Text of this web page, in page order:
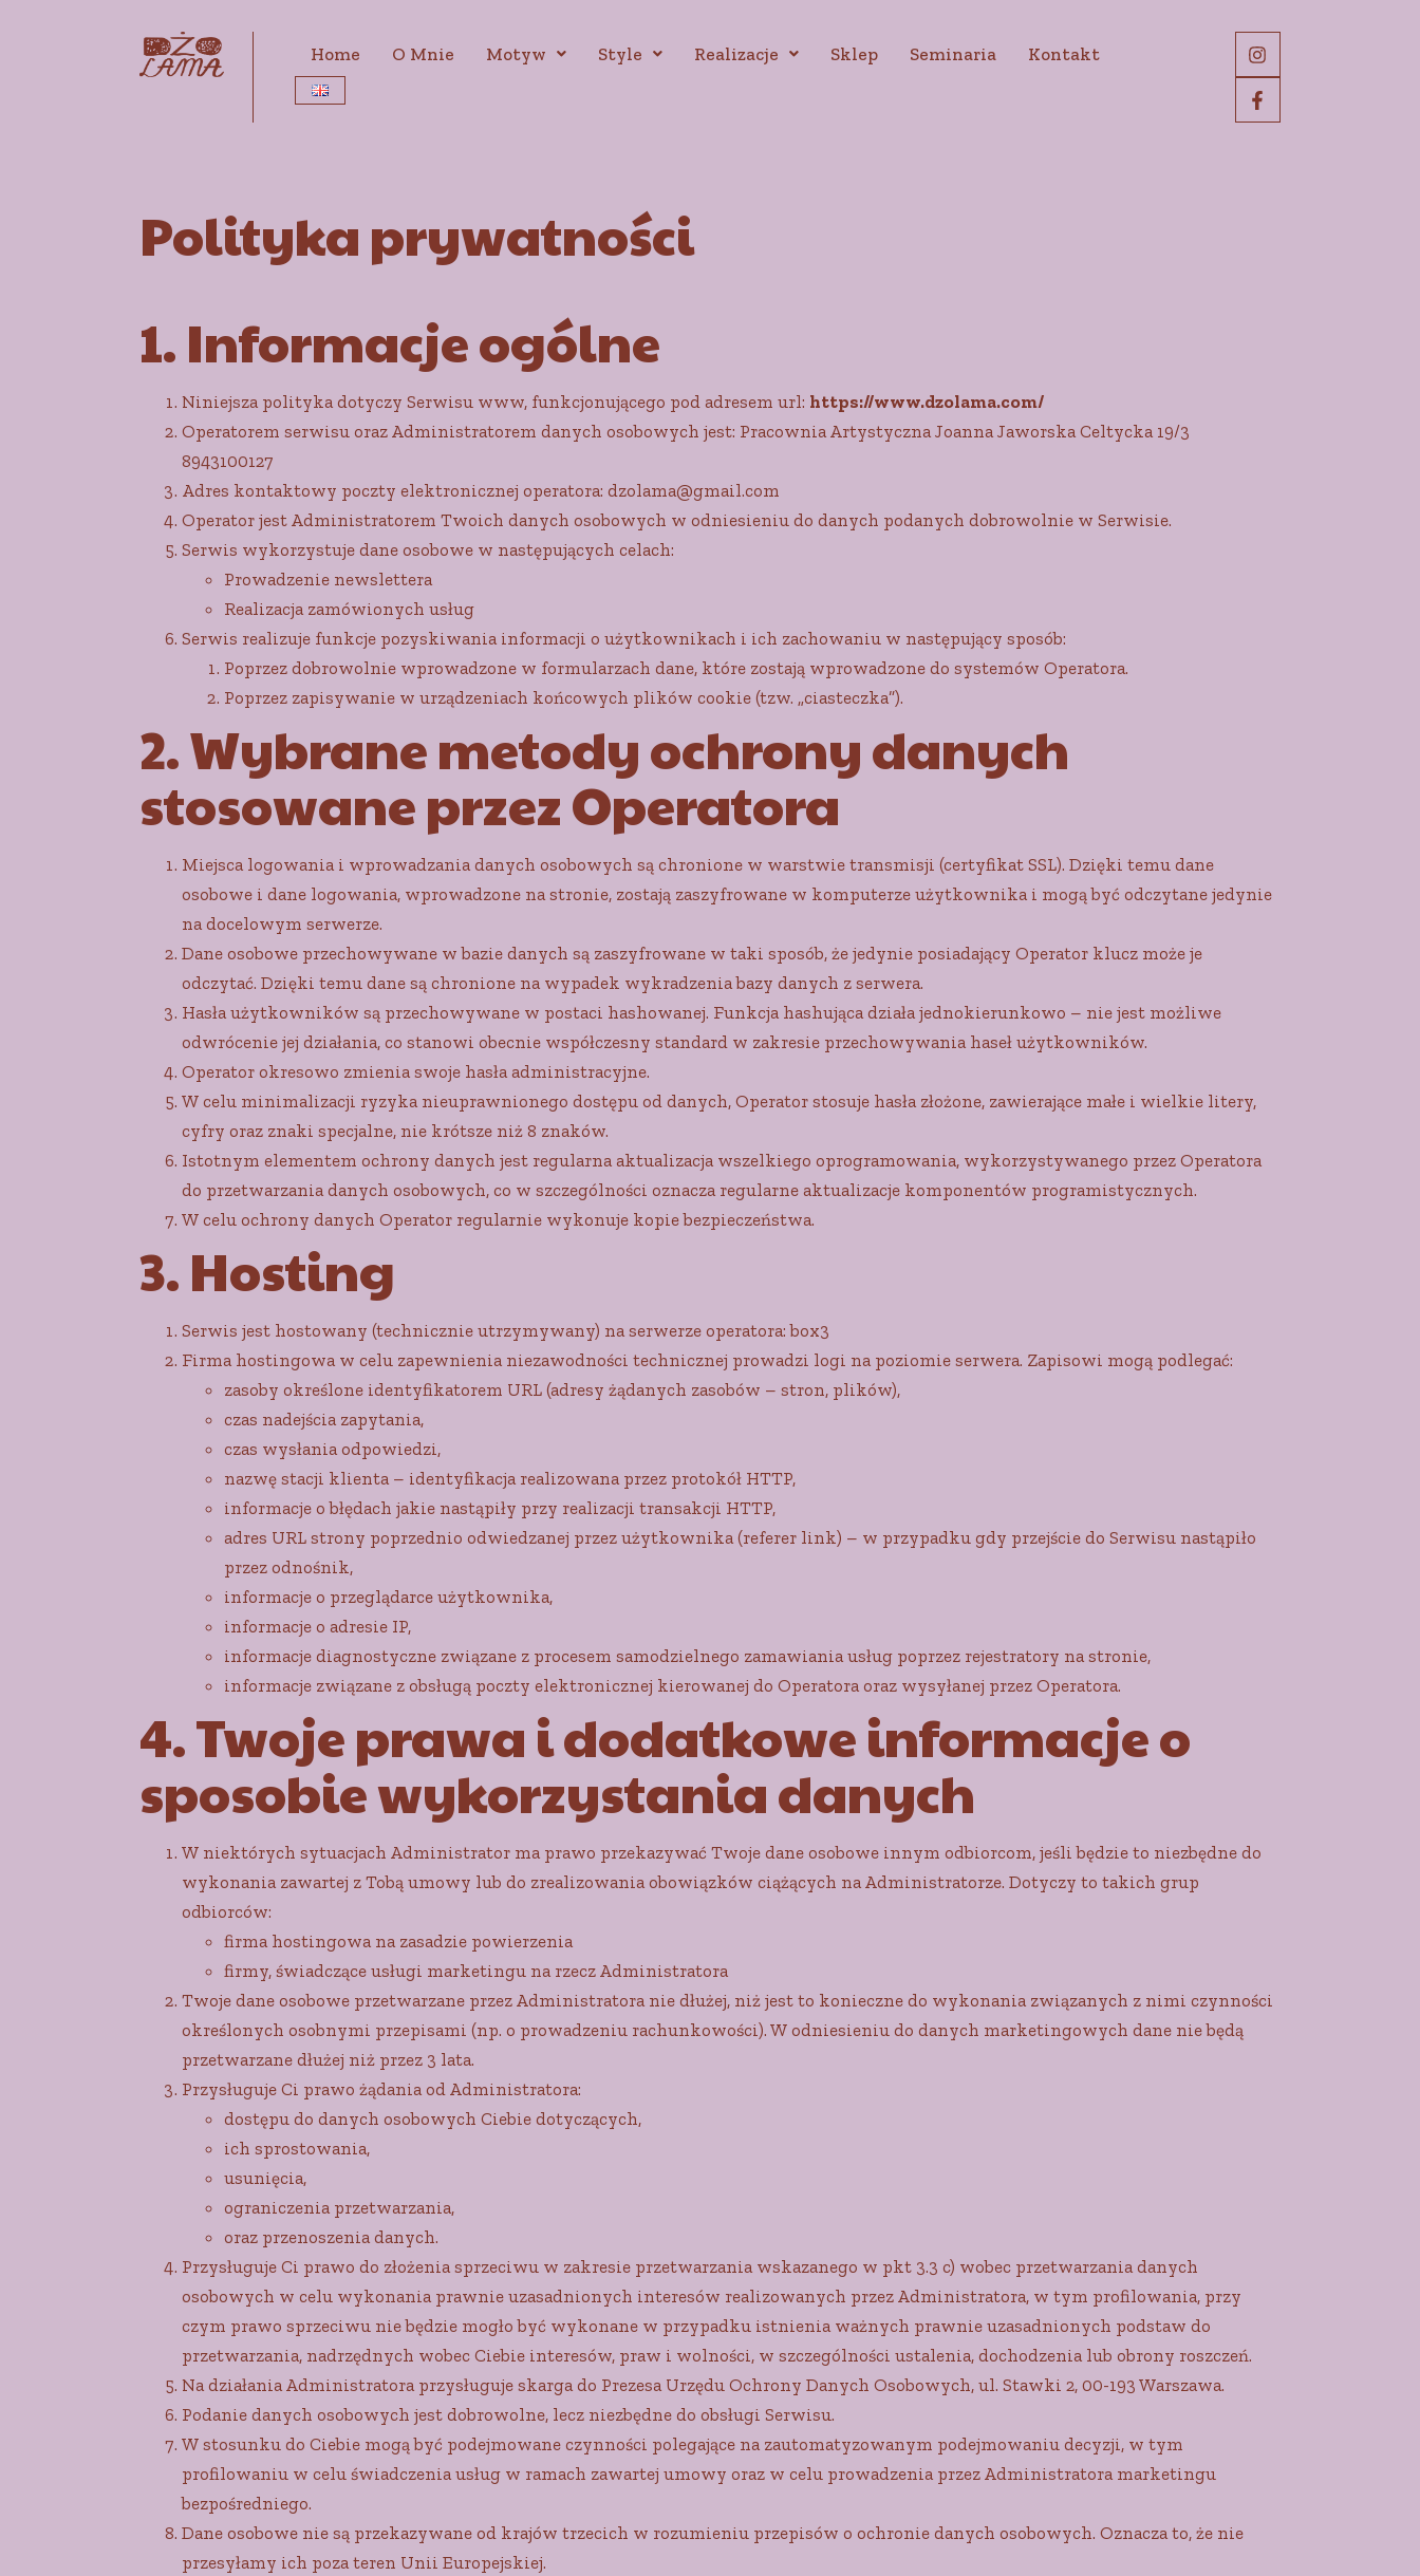
Home O Mnie Motyw Style Realizacje Sklep Seminaria Kontakt
Polityka prywatności
1. Informacje ogólne
Niniejsza polityka dotyczy Serwisu www, funkcjonującego pod adresem url: https://www.dzolama.com/
Operatorem serwisu oraz Administratorem danych osobowych jest: Pracownia Artystyczna Joanna Jaworska Celtycka 19/3
8943100127
Adres kontaktowy poczty elektronicznej operatora: dzolama@gmail.com
Operator jest Administratorem Twoich danych osobowych w odniesieniu do danych podanych dobrowolnie w Serwisie.
Serwis wykorzystuje dane osobowe w następujących celach:
Prowadzenie newslettera
Realizacja zamówionych usług
Serwis realizuje funkcje pozyskiwania informacji o użytkownikach i ich zachowaniu w następujący sposób:
Poprzez dobrowolnie wprowadzone w formularzach dane, które zostają wprowadzone do systemów Operatora.
Poprzez zapisywanie w urządzeniach końcowych plików cookie (tzw. „ciasteczka”).
2. Wybrane metody ochrony danych
stosowane przez Operatora
Miejsca logowania i wprowadzania danych osobowych są chronione w warstwie transmisji (certyfikat SSL). Dzięki temu dane
osobowe i dane logowania, wprowadzone na stronie, zostają zaszyfrowane w komputerze użytkownika i mogą być odczytane jedynie
na docelowym serwerze.
Dane osobowe przechowywane w bazie danych są zaszyfrowane w taki sposób, że jedynie posiadający Operator klucz może je
odczytać. Dzięki temu dane są chronione na wypadek wykradzenia bazy danych z serwera.
Hasła użytkowników są przechowywane w postaci hashowanej. Funkcja hashująca działa jednokierunkowo – nie jest możliwe
odwrócenie jej działania, co stanowi obecnie współczesny standard w zakresie przechowywania haseł użytkowników.
Operator okresowo zmienia swoje hasła administracyjne.
W celu minimalizacji ryzyka nieuprawnionego dostępu od danych, Operator stosuje hasła złożone, zawierające małe i wielkie litery,
cyfry oraz znaki specjalne, nie krótsze niż 8 znaków.
Istotnym elementem ochrony danych jest regularna aktualizacja wszelkiego oprogramowania, wykorzystywanego przez Operatora
do przetwarzania danych osobowych, co w szczególności oznacza regularne aktualizacje komponentów programistycznych.
W celu ochrony danych Operator regularnie wykonuje kopie bezpieczeństwa.
3. Hosting
Serwis jest hostowany (technicznie utrzymywany) na serwerze operatora: box3
Firma hostingowa w celu zapewnienia niezawodności technicznej prowadzi logi na poziomie serwera. Zapisowi mogą podlegać:
zasoby określone identyfikatorem URL (adresy żądanych zasobów – stron, plików),
czas nadejścia zapytania,
czas wysłania odpowiedzi,
nazwę stacji klienta – identyfikacja realizowana przez protokół HTTP,
informacje o błędach jakie nastąpiły przy realizacji transakcji HTTP,
adres URL strony poprzednio odwiedzanej przez użytkownika (referer link) – w przypadku gdy przejście do Serwisu nastąpiło
przez odnośnik,
informacje o przeglądarce użytkownika,
informacje o adresie IP,
informacje diagnostyczne związane z procesem samodzielnego zamawiania usług poprzez rejestratory na stronie,
informacje związane z obsługą poczty elektronicznej kierowanej do Operatora oraz wysyłanej przez Operatora.
4. Twoje prawa i dodatkowe informacje o
sposobie wykorzystania danych
W niektórych sytuacjach Administrator ma prawo przekazywać Twoje dane osobowe innym odbiorcom, jeśli będzie to niezbędne do
wykonania zawartej z Tobą umowy lub do zrealizowania obowiązków ciążących na Administratorze. Dotyczy to takich grup
odbiorców:
firma hostingowa na zasadzie powierzenia
firmy, świadczące usługi marketingu na rzecz Administratora
Twoje dane osobowe przetwarzane przez Administratora nie dłużej, niż jest to konieczne do wykonania związanych z nimi czynności
określonych osobnymi przepisami (np. o prowadzeniu rachunkowości). W odniesieniu do danych marketingowych dane nie będą
przetwarzane dłużej niż przez 3 lata.
Przysługuje Ci prawo żądania od Administratora:
dostępu do danych osobowych Ciebie dotyczących,
ich sprostowania,
usunięcia,
ograniczenia przetwarzania,
oraz przenoszenia danych.
Przysługuje Ci prawo do złożenia sprzeciwu w zakresie przetwarzania wskazanego w pkt 3.3 c) wobec przetwarzania danych
osobowych w celu wykonania prawnie uzasadnionych interesów realizowanych przez Administratora, w tym profilowania, przy
czym prawo sprzeciwu nie będzie mogło być wykonane w przypadku istnienia ważnych prawnie uzasadnionych podstaw do
przetwarzania, nadrzędnych wobec Ciebie interesów, praw i wolności, w szczególności ustalenia, dochodzenia lub obrony roszczeń.
Na działania Administratora przysługuje skarga do Prezesa Urzędu Ochrony Danych Osobowych, ul. Stawki 2, 00-193 Warszawa.
Podanie danych osobowych jest dobrowolne, lecz niezbędne do obsługi Serwisu.
W stosunku do Ciebie mogą być podejmowane czynności polegające na zautomatyzowanym podejmowaniu decyzji, w tym
profilowaniu w celu świadczenia usług w ramach zawartej umowy oraz w celu prowadzenia przez Administratora marketingu
bezpośredniego.
Dane osobowe nie są przekazywane od krajów trzecich w rozumieniu przepisów o ochronie danych osobowych. Oznacza to, że nie
przesyłamy ich poza teren Unii Europejskiej.